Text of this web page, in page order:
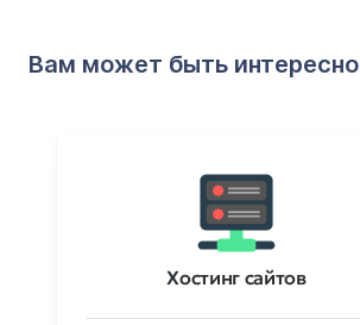
Вам может быть интересно
Хостинг сайтов